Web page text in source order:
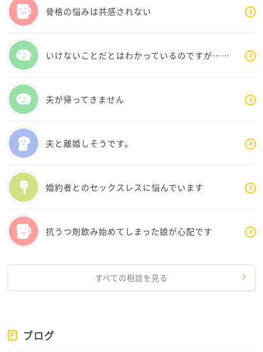
きには、より敏感に感じやすくなります。淡白な返信
を自分のせいと捉えてしまうと、さらに虚しさが深ま
ここで大切なのは「浅さ」と「深さ」を切り分けるこ
です。心から安心して話せる相手は、一人でもいれば
大切にすればいい。無理にたくさん作る必要はありま
また、「寂しい」と感じるのは弱さではなく、心がぬ
くもりを求めるサインです。その感覚を否定せず、
「今は人肌が恋しいんだな」と自分の心に寄り添って
理解すると、少し楽になります。
解決方法のひとつに、小さな「声の往復」を大切にす
る。
LINEの既読や短い返事に一喜一憂せず、「一言のやり
無理に深い関係を求めるのではなく、軽い交流を 気分
転換として位置づける。
布団やお風呂、ペットカフェでの触れ合い、好きな音
楽や本に包まれる時間。こうした小さな安心を積み重
骨格の悩みは共感されない
いけないことだとはわかっているのですが……
夫が帰ってきません
夫と離婚しそうです。
婚約者とのセックスレスに悩んでいます
抗うつ剤飲み始めてしまった娘が心配です
すべての相談を見る
ブログ